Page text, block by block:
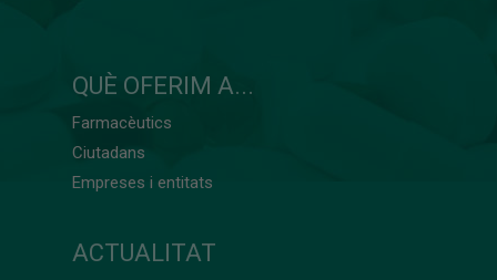
QUÈ OFERIM A...
Farmacèutics
Ciutadans
Empreses i entitats
ACTUALITAT